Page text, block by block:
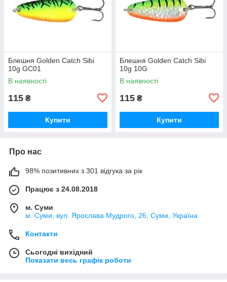
Блешня Golden Catch Sibi
10g GC01
В наявності
115 ₴
Купити
Блешня Golden Catch Sibi
10g 10G
В наявності
115 ₴
Купити
Про нас
98% позитивних з 301 відгука за рік
Працює з 24.08.2018
м. Суми
м. Суми, вул. Ярослава Мудрого, 26, Суми, Україна
Контакти
Сьогодні вихідний
Показати весь графік роботи